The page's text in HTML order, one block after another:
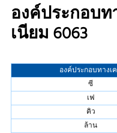
องค์ประกอบ
เนียม 6063
องค์ประกอบทางเ
ซี
เฟ
คิว
ล้าน